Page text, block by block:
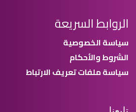
الروابط السريعة
سياسة الخصوصية
الشروط والأحكام
سياسة ملفات تعريف الارتباط